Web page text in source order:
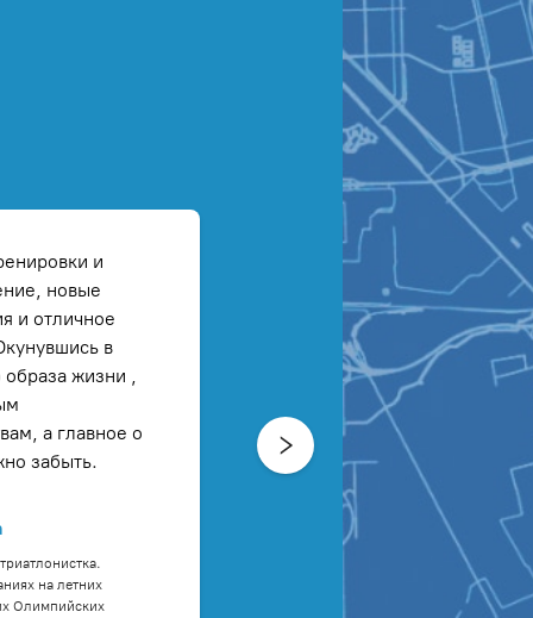
и
новые
и отличное
в
образа жизни ,
а главное о
забыть.
на летних
Олимпийских